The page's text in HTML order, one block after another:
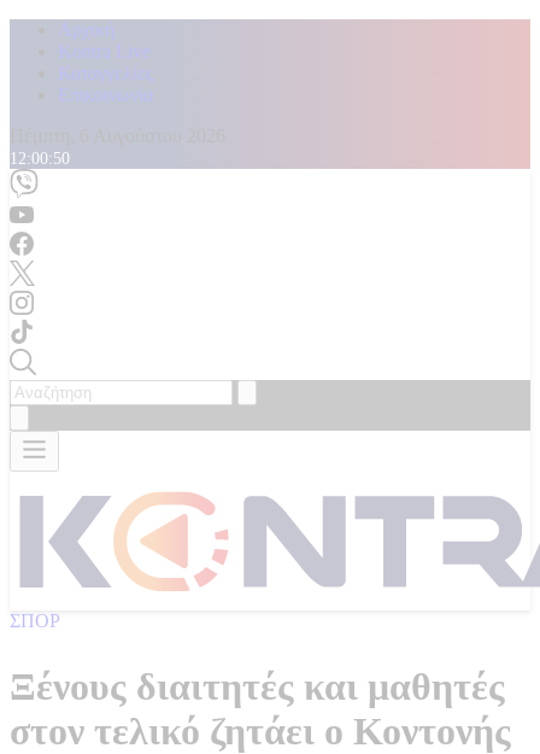
Αρχική
Kontra Live
Καταγγελίες
Επικοινωνία
12:00:52
ΣΠΟΡ
Ξένους διαιτητές και μαθητές
στον τελικό ζητάει ο Κοντονής